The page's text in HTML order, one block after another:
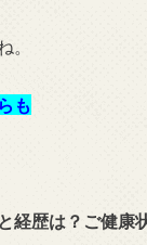
。
も
経歴は？ご健康